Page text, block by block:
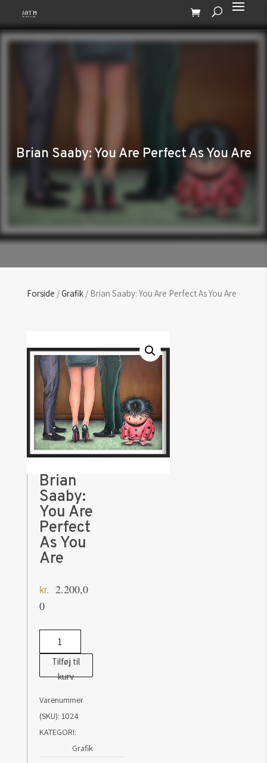
Brian Saaby: You Are Perfect As You Are
Forside /Grafik/ Brian Saaby: You Are Perfect As You Are
Brian
Saaby:
You Are
Perfect
As You
Are
kr.
2.200,0
0
Brian
Saaby:
Perfect
As
You
Tilføj til
kurv
Varenummer
(SKU): 1024
KATEGORI:
Grafik